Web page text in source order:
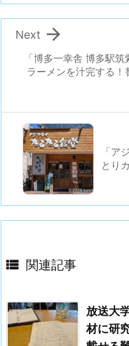
「博多一幸舎 博多駅
ラーメンを汁完する！

Next
「ア
とり
 関連記事
放送大
材に研